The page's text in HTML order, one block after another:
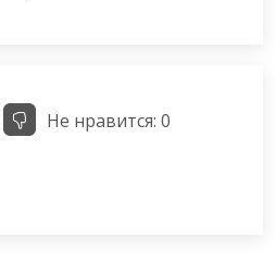
Не нравится: 0